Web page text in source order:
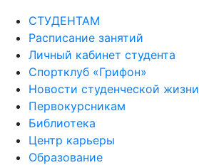
СТУДЕНТАМ
Расписание занятий
Личный кабинет студента
Спортклуб «Грифон»
Новости студенческой жизни
Первокурсникам
Библиотека
Центр карьеры
Образование